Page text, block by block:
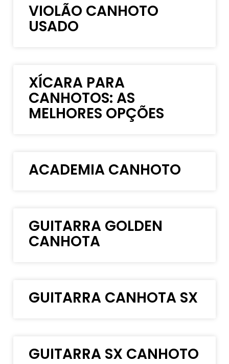
VIOLÃO CANHOTO
USADO
XÍCARA PARA
CANHOTOS: AS
MELHORES OPÇÕES
ACADEMIA CANHOTO
GUITARRA GOLDEN
CANHOTA
GUITARRA CANHOTA SX
GUITARRA SX CANHOTO